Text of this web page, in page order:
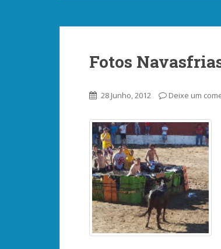
Fotos
28 Junho, 2012 Deixe um